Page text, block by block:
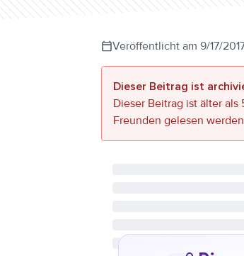
Veröffentlicht am 9/17/
Dieser Beitrag ist
Dieser Beitrag ist älter
Freunden gelesen